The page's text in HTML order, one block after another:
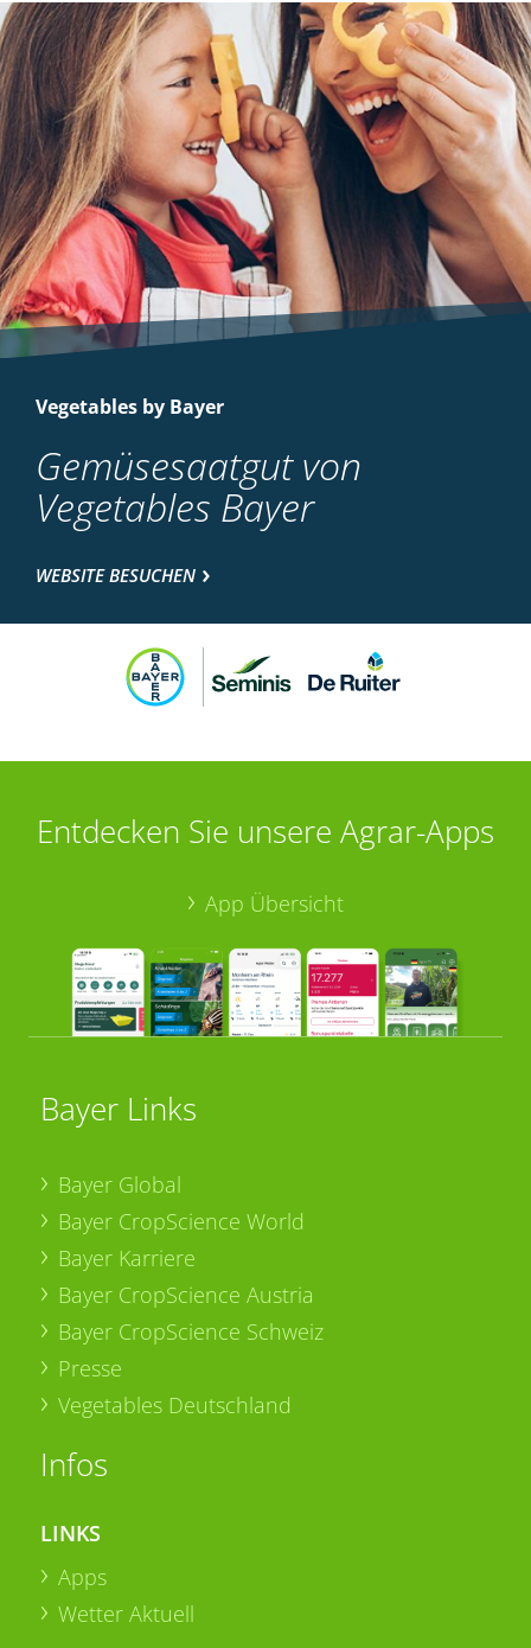
Vegetables by Bayer
Gemüsesaatgut von
Vegetables Bayer
WEBSITE BESUCHEN
Entdecken Sie unsere Agrar-Apps
App Übersicht
Bayer Links
Bayer Global
Bayer CropScience World
Bayer Karriere
Bayer CropScience Austria
Bayer CropScience Schweiz
Presse
Vegetables Deutschland
Infos
LINKS
Apps
Wetter Aktuell